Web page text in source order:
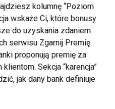
kolumnę “Poziom
wskaże Ci, które bonusy
do uzyskania zdaniem
serwisu Zgarnij Premię.
proponują premię za
Sekcja “karencja”
jak dany bank definiuje